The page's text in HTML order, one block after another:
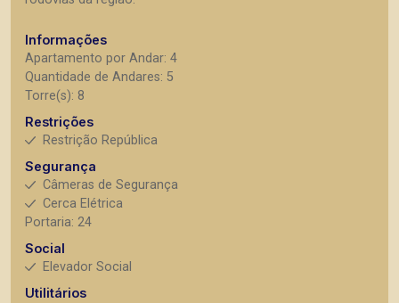
Informações
Apartamento por Andar: 4
Quantidade de Andares: 5
Torre(s): 8
Restrições
Restrição República
Segurança
Câmeras de Segurança
Cerca Elétrica
Portaria: 24
Social
Elevador Social
Utilitários